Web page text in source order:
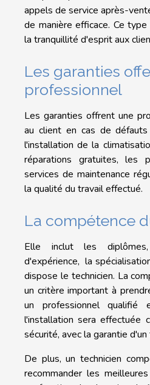
appels de service après-
de manière efficace. Ce
la tranquillité d'esprit aux
Les garanties
professionnel
Les garanties offrent une
au client en cas de
l'installation de la
réparations gratuites, les
services de maintenance
la qualité du travail effectué.
La compétence
Elle inclut les
d'expérience, la
dispose le technicien. La
un critère important à
un professionnel
l'installation sera effectuée
sécurité, avec la garantie
De plus, un technicien
recommander les